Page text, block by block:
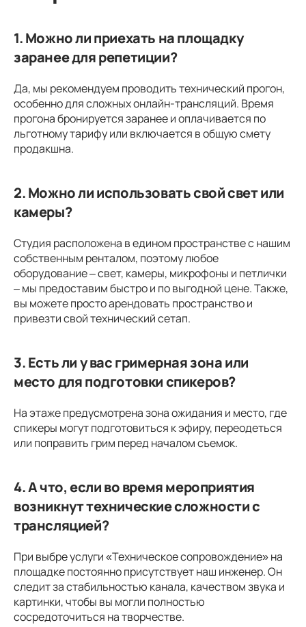
1. Можно ли приехать на площадку
заранее для репетиции?
Да, мы рекомендуем проводить технический прогон,
особенно для сложных онлайн-трансляций. Время
прогона бронируется заранее и оплачивается по
льготному тарифу или включается в общую смету
продакшна.
2. Можно ли использовать свой свет или
камеры?
Студия расположена в едином пространстве с нашим
собственным ренталом, поэтому любое
оборудование – свет, камеры, микрофоны и петлички
– мы предоставим быстро и по выгодной цене. Также,
вы можете просто арендовать пространство и
привезти свой технический сетап.
3. Есть ли у вас гримерная зона или
место для подготовки спикеров?
На этаже предусмотрена зона ожидания и место, где
спикеры могут подготовиться к эфиру, переодеться
или поправить грим перед началом съемок.
4. А что, если во время мероприятия
возникнут технические сложности с
трансляцией?
При выбре услуги «Техническое сопровождение» на
площадке постоянно присутствует наш инженер. Он
следит за стабильностью канала, качеством звука и
картинки, чтобы вы могли полностью
сосредоточиться на творчестве.